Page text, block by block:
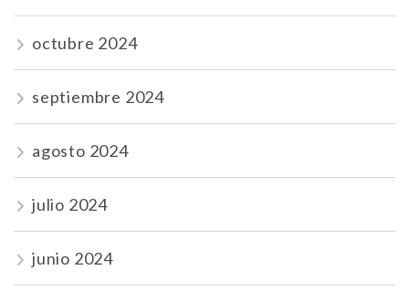
octubre 2024
septiembre 2024
agosto 2024
julio 2024
junio 2024